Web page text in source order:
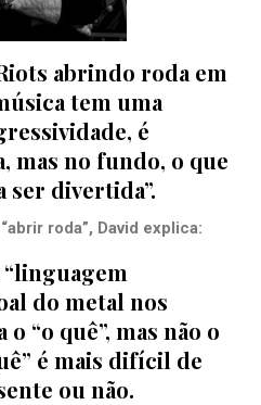
abrindo roda em
tem uma
é
mas no fundo, o que
ser divertida”.
roda”, David explica:
“linguagem
do metal nos
“o quê”, mas não o
é mais difícil de
ou não.